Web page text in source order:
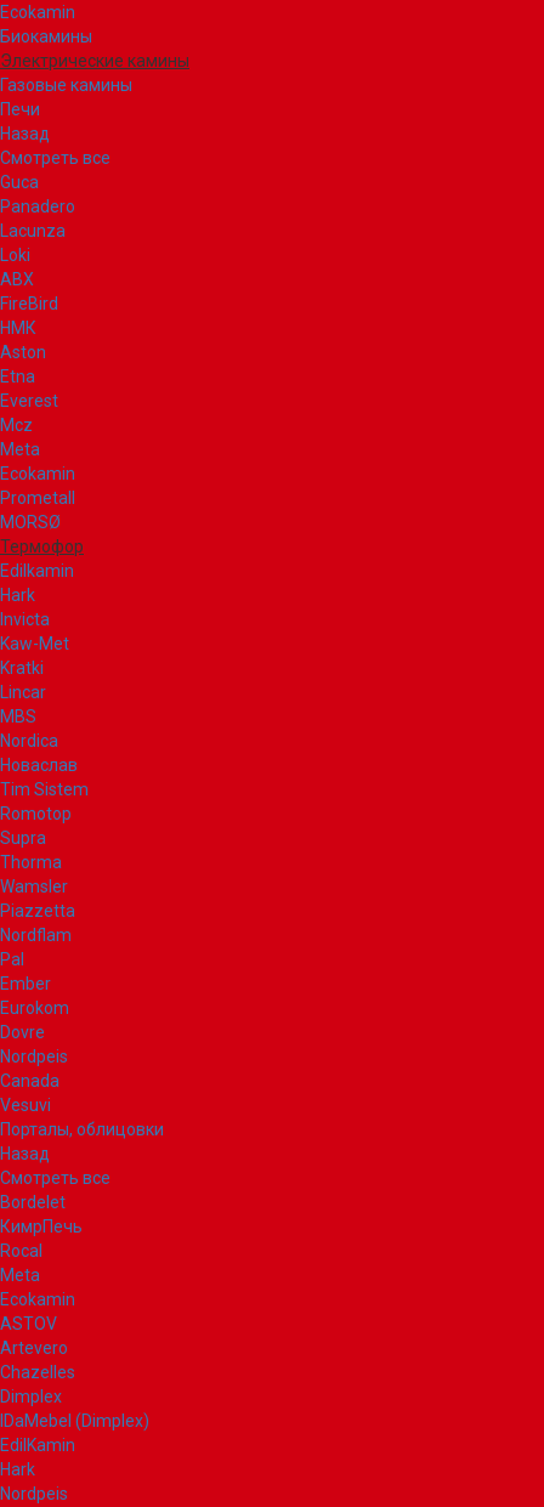
Ecokamin
Биокамины
Электрические камины
Газовые камины
Печи
Назад
Смотреть все
Guca
Panadero
Lacunza
Loki
ABX
FireBird
НМК
Aston
Etna
Everest
Mcz
Meta
Ecokamin
Prometall
MORSØ
Термофор
Edilkamin
Hark
Invicta
Kaw-Met
Kratki
Lincar
MBS
Nordica
Новаслав
Tim Sistem
Romotop
Supra
Thorma
Wamsler
Piazzetta
Nordflam
Pal
Ember
Eurokom
Dovre
Nordpeis
Canada
Vesuvi
Порталы, облицовки
Назад
Смотреть все
Bordelet
КимрПечь
Rocal
Meta
Ecokamin
ASTOV
Artevero
Chazelles
Dimplex
IDaMebel (Dimplex)
EdilKamin
Hark
Nordpeis